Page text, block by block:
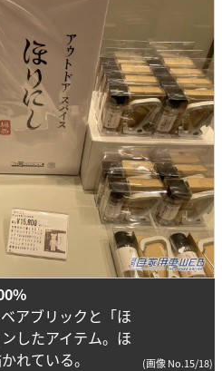
アブリックと「ほ
したアイテム。ほ
れている。
(画像 No.15/18)